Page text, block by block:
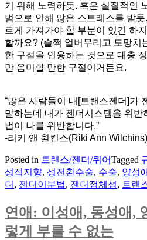
기 위해 노력하듯. 혹은 실질적인
범으로 인해 많은 스트레스를 받
르게 가져가야 할 부분이 있긴 하
할까요? (슬쩍 얼버무리고 도망치
한 구절을 인용하는 것으로 대충
만 음미할 만한 구절이거든요.
“많은 사람들이 내[트랜스젠더]가
말하는데 내가 젠더시스템을 위반
법이 나를 위반합니다.”
-리키 앤 윌킨스(Riki Ann
Posted in 트랜스/젠더/퀴어Tagged
성적지향, 성전환수술, 수술, 양성
더 , 젠더이분법, 젠더정체성, 트랜
연애: 이성애, 동성애,
렇게 부를 수 없는